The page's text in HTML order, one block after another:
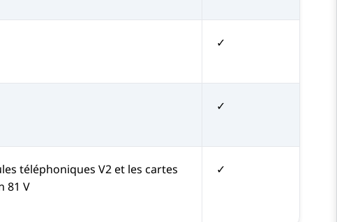
✓
✓
téléphoniques V2 et les cartes
81 V
✓